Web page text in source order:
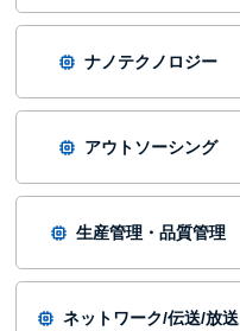
ナノテクノロジー
アウトソーシング
生産管理・品質管理
ネットワーク/伝送/放送